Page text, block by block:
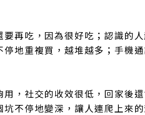
再吃，因為很好吃；認識的
地重複買，越堆越多；手機
，社交的收效很低，回家後
不停地變深，讓人連爬上來